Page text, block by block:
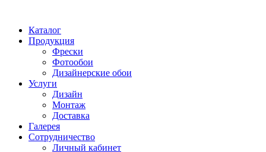
Каталог
Продукция
Фрески
Фотообои
Дизайнерские обои
Услуги
Дизайн
Монтаж
Доставка
Галерея
Сотрудничество
Личный кабинет